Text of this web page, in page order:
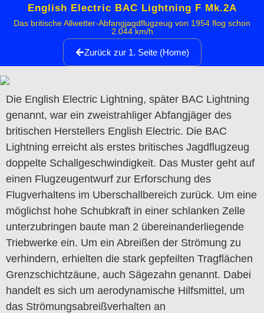
English Electric BAC Lightning F Mk.2A
Das britische Allwetter-Abfangjagdflugzeug von 1954 flog schon
2.044 km/h
Zurück zur 1. Seite (Home)
Die English Electric Lightning, später BAC Lightning
genannt, war ein zweistrahliger Abfangjäger des
britischen Herstellers English Electric. Die BAC
Lightning erreicht als erstes britisches Jagdflugzeug
doppelte Schallgeschwindigkeit. Das Muster geht auf
einen Flugzeugentwurf zur Erforschung des
Flugverhaltens im Uberschallbereich zurück. Um eine
möglichst hohe Schubkraft in einer schlanken Zelle
unterzubringen baute man 2 übereinanderliegende
Triebwerke ein. Um ein Abreißen der Strömung zu
verhindern, erhielten die stark gepfeilten Tragflächen
Grenzschichtzäune, auch Sägezahn genannt. Dabei
handelt es sich um aerodynamische Hilfsmittel, um
das Strömungsabreißverhalten an